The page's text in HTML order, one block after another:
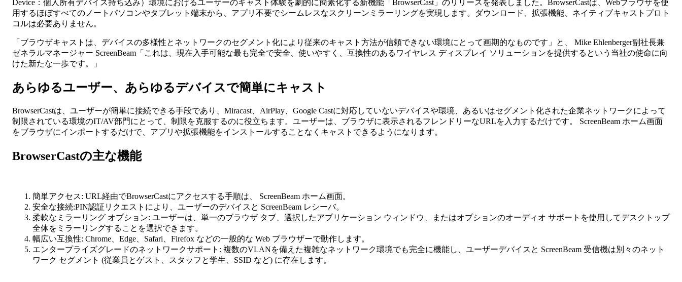
Device：個人所有デバイス持ち込み）環境におけるユーザーのキャスト体験を劇的に簡素化する新機能「BrowserCast」のリリースを発表しました。BrowserCastは、Webブラウザを使
用するほぼすべてのノートパソコンやタブレット端末から、アプリ不要でシームレスなスクリーンミラーリングを実現します。ダウンロード、拡張機能、ネイティブキャストプロト
コルは必要ありません。
「ブラウザキャストは、デバイスの多様性とネットワークのセグメント化により従来のキャスト方法が信頼できない環境にとって画期的なものです」と、 Mike Ehlenberger副社長兼
ゼネラルマネージャー ScreenBeam「これは、現在入手可能な最も完全で安全、使いやすく、互換性のあるワイヤレス ディスプレイ ソリューションを提供するという当社の使命に向
けた新たな一歩です。」
あらゆるユーザー、あらゆるデバイスで簡単にキャスト
BrowserCastは、ユーザーが簡単に接続できる手段であり、Miracast、AirPlay、Google Castに対応していないデバイスや環境、あるいはセグメント化された企業ネットワークによって
制限されている環境のIT/AV部門にとって、制限を克服するのに役立ちます。ユーザーは、ブラウザに表示されるフレンドリーなURLを入力するだけです。 ScreenBeam ホーム画面
をブラウザにインポートするだけで、アプリや拡張機能をインストールすることなくキャストできるようになります。
BrowserCastの主な機能
簡単アクセス: URL経由でBrowserCastにアクセスする手順は、 ScreenBeam ホーム画面。
安全な接続:PIN認証リクエストにより、ユーザーのデバイスと ScreenBeam レシーバ。
柔軟なミラーリング オプション: ユーザーは、単一のブラウザ タブ、選択したアプリケーション ウィンドウ、またはオプションのオーディオ サポートを使用してデスクトップ
全体をミラーリングすることを選択できます。
幅広い互換性: Chrome、Edge、Safari、Firefox などの一般的な Web ブラウザーで動作します。
エンタープライズグレードのネットワークサポート: 複数のVLANを備えた複雑なネットワーク環境でも完全に機能し、ユーザーデバイスと ScreenBeam 受信機は別々のネット
ワーク セグメント (従業員とゲスト、スタッフと学生、SSID など) に存在します。